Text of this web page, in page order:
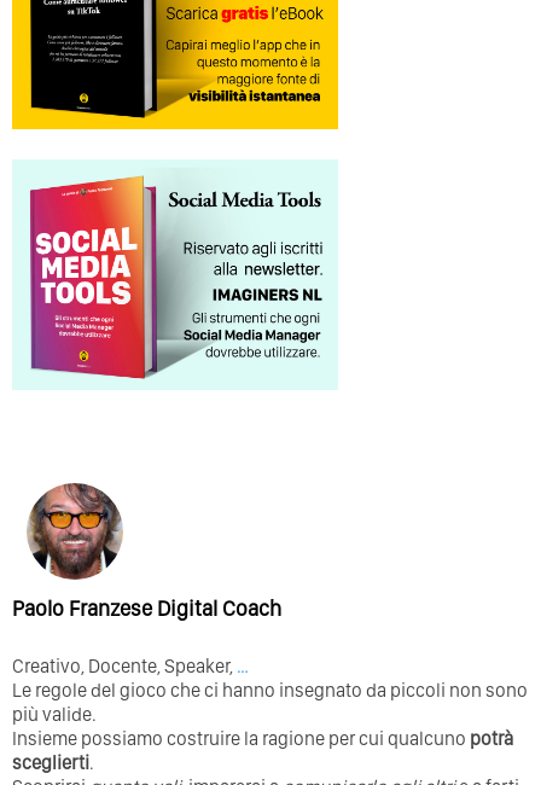
Paolo Franzese Digital Coach
Creativo, Docente, Speaker, …
Le regole del gioco che ci hanno insegnato da piccoli non sono
più valide.
Insieme possiamo costruire la ragione per cui qualcuno potrà
sceglierti.